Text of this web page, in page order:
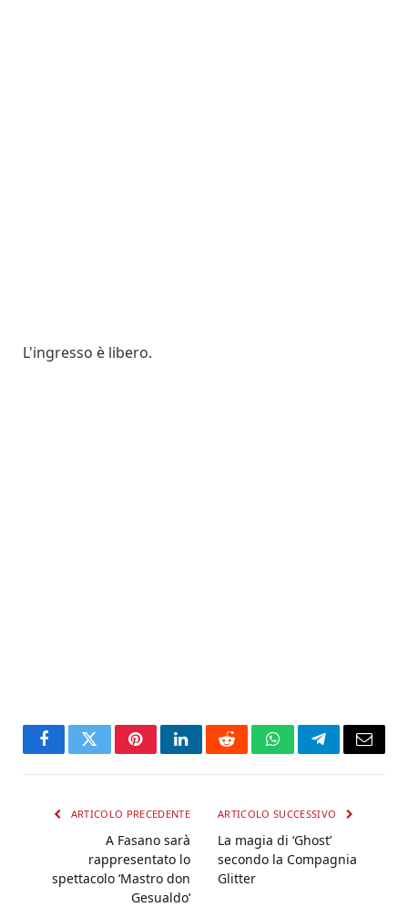
L'ingresso è libero.
FacebookTwitterPinterestLinkedInRedditWhatsAppTelegramEmail
ARTICOLO PRECEDENTE
A Fasano sarà
rappresentato lo
spettacolo ‘Mastro don
Gesualdo’
ARTICOLO SUCCESSIVO
La magia di ‘Ghost’
secondo la Compagnia
Glitter